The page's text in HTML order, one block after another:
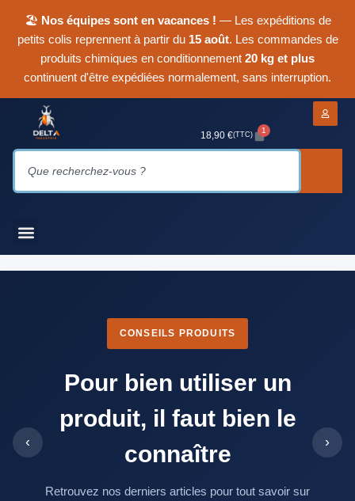
🏖 Nos équipes sont en vacances ! — Les expéditions de
petits colis reprennent à partir du 15 août. Les commandes de
produits chimiques en conditionnement 20 kg et plus
continuent d'être expédiées normalement, sans interruption.
18,90 €(TTC) 1
CONSEILS PRODUITS
Pour bien utiliser un
produit, il faut bien le
connaître
Retrouvez nos derniers articles pour tout savoir sur
‹ ›